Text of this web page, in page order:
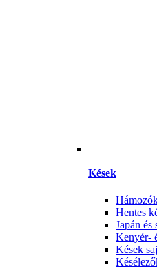
Kések
Hentes
Japán és
Kenyér-
Kések